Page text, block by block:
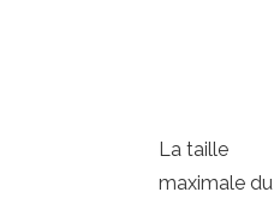
La taille
maximale du